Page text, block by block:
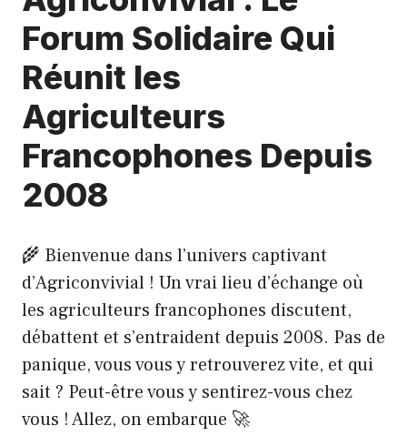
Forum Solidaire Qui
Réunit les
Agriculteurs
Francophones Depuis
2008
🌾 Bienvenue dans l’univers captivant
d’Agriconvivial ! Un vrai lieu d’échange où
les agriculteurs francophones discutent,
débattent et s’entraident depuis 2008. Pas de
panique, vous vous y retrouverez vite, et qui
sait ? Peut-être vous y sentirez-vous chez
vous ! Allez, on embarque 🚀